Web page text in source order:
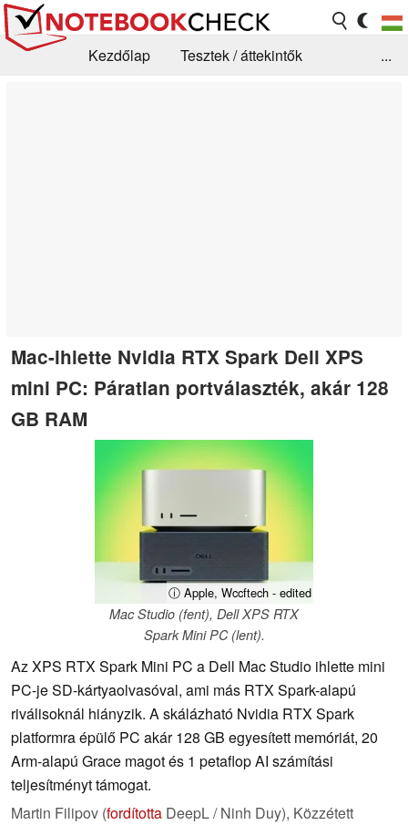
Kezdőlap
Tesztek / áttekintők
...
Mac-ihlette Nvidia RTX Spark Dell XPS
mini PC: Páratlan portválaszték, akár 128
GB RAM
ⓘ Apple, Wccftech - edited
Mac Studio (fent), Dell XPS RTX
Spark Mini PC (lent).
Az XPS RTX Spark Mini PC a Dell Mac Studio ihlette mini
PC-je SD-kártyaolvasóval, ami más RTX Spark-alapú
riválisoknál hiányzik. A skálázható Nvidia RTX Spark
platformra épülő PC akár 128 GB egyesített memóriát, 20
Arm-alapú Grace magot és 1 petaflop AI számítási
teljesítményt támogat.
Martin Filipov (fordította DeepL / Ninh Duy), Közzétett